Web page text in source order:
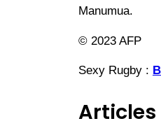
Manumua.
© 2023 AFP
Sexy Rugby :